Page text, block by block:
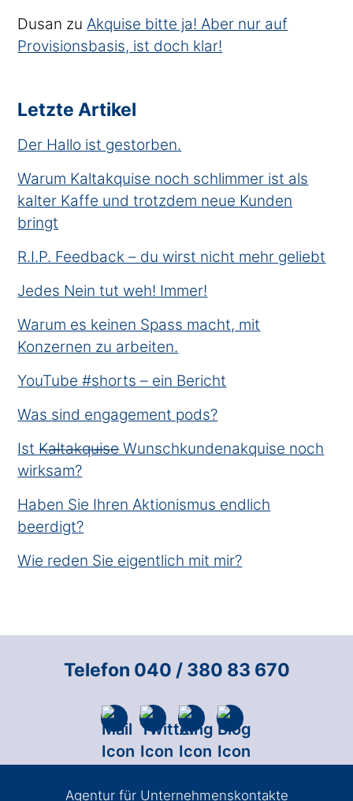
Dusan zuAkquise bitte ja! Aber nur auf
Provisionsbasis, ist doch klar!
Letzte Artikel
Der Hallo ist gestorben.
Warum Kaltakquise noch schlimmer ist als
kalter Kaffe und trotzdem neue Kunden
bringt
R.I.P. Feedback – du wirst nicht mehr geliebt
Jedes Nein tut weh! Immer!
Warum es keinen Spass macht, mit
Konzernen zu arbeiten.
YouTube #shorts – ein Bericht
Was sind engagement pods?
Ist K̶a̶l̶t̶a̶k̶q̶u̶i̶s̶e̶ Wunschkundenakquise noch
wirksam?
Haben Sie Ihren Aktionismus endlich
beerdigt?
Wie reden Sie eigentlich mit mir?
Telefon 040 / 380 83 670
Agentur für Unternehmenskontakte